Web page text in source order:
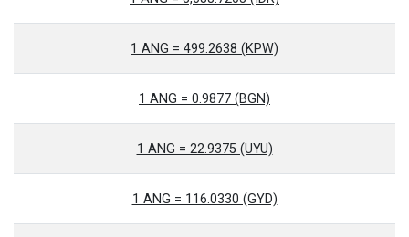
1 ANG = 499.2638 (KPW)
1 ANG = 0.9877 (BGN)
1 ANG = 22.9375 (UYU)
1 ANG = 116.0330 (GYD)